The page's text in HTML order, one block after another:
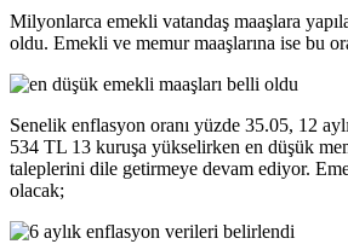
Milyonlarca emekli vatandaş maaşlara
oldu. Emekli ve memur maaşlarına ise bu
Senelik enflasyon oranı yüzde 35.05, 12
534 TL 13 kuruşa yükselirken en düşük
taleplerini dile getirmeye devam ediyor.
olacak;